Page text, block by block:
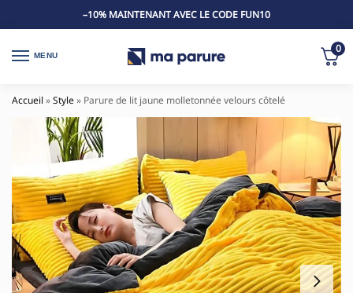
–10% MAINTENANT AVEC LE CODE FUN10
MENU
0
Accueil »Style» Parure de lit jaune molletonnée velours côtelé